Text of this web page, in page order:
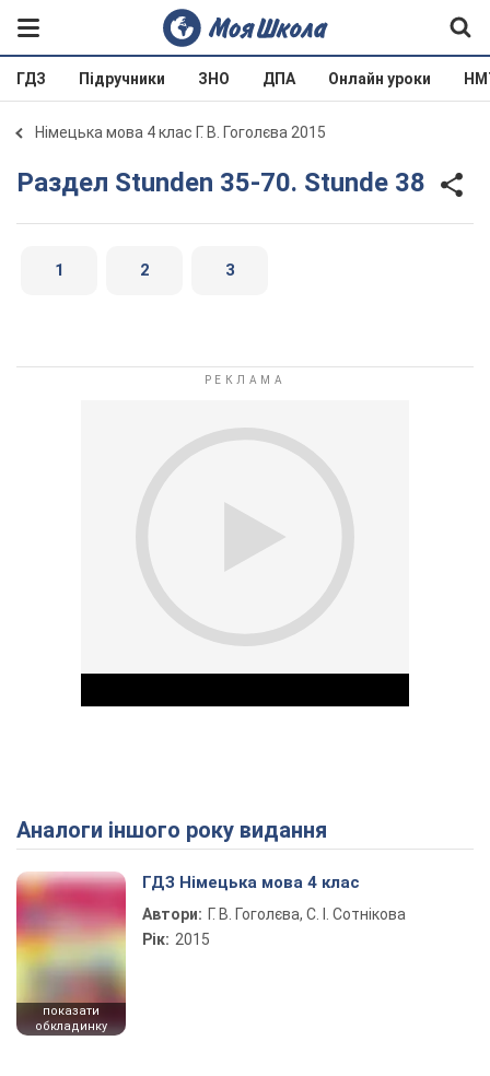
ГДЗ Підручники ЗНО ДПА Онлайн уроки
Німецька мова 4 клас Г. В. Гоголєва 2015
Раздел Stunden 35-70. Stunde 38
1 2 3
Play Video
Аналоги іншого року видання
показати
обкладинку
ГДЗ Німецька мова 4 клас
Автори: Г. В. Гоголєва, С. І. Сотнікова
Рік: 2015